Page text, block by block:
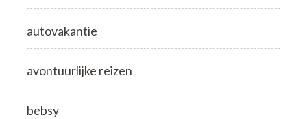
autovakantie
avontuurlijke reizen
bebsy